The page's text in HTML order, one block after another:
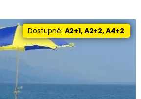
Dostupné:A2+1, A2+2, A4+2